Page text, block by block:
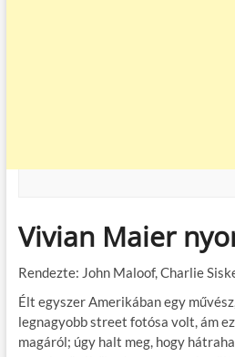
Vivian Maier
Rendezte: John Maloof, Charlie
Élt egyszer Amerikában egy
legnagyobb street fotósa volt, ám
magáról; úgy halt meg, hogy